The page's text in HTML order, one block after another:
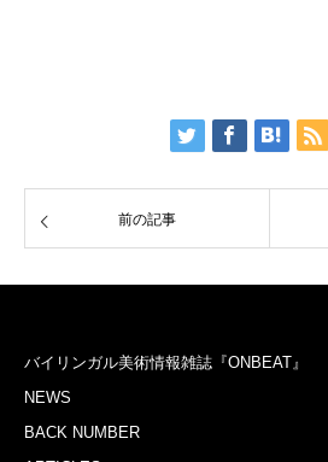
前の記事
バイリンガル美術情報雑誌『ONBEAT』
NEWS
BACK NUMBER